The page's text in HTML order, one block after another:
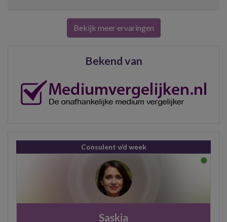
Bekijk meer ervaringen
Bekend van
Consulent v/d week
Saskia